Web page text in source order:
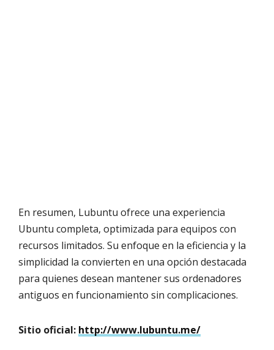
En resumen, Lubuntu ofrece una experiencia
Ubuntu completa, optimizada para equipos con
recursos limitados. Su enfoque en la eficiencia y la
simplicidad la convierten en una opción destacada
para quienes desean mantener sus ordenadores
antiguos en funcionamiento sin complicaciones.
Sitio oficial: http://www.lubuntu.me/